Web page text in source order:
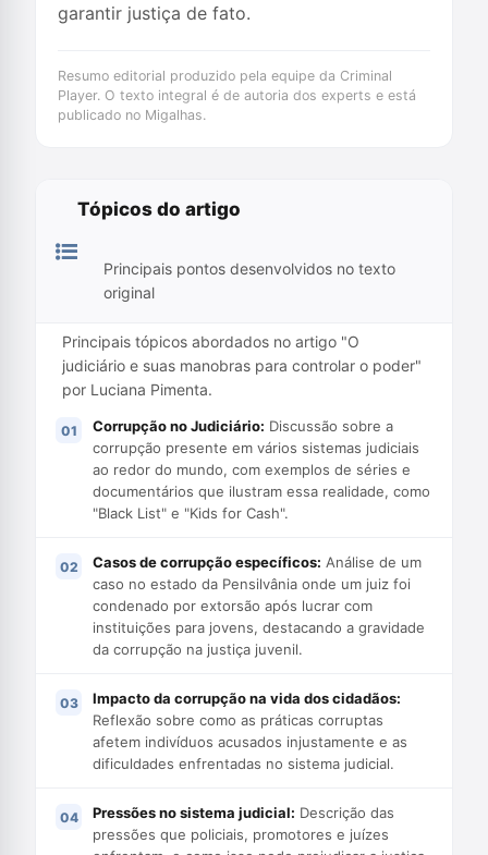
garantir justiça de fato.
Resumo editorial produzido pela equipe da Criminal
Player. O texto integral é de autoria dos experts e está
publicado no Migalhas.
Tópicos do artigo
Principais pontos desenvolvidos no texto
original
Principais tópicos abordados no artigo "O
judiciário e suas manobras para controlar o poder"
por Luciana Pimenta.
Corrupção no Judiciário: Discussão sobre a
corrupção presente em vários sistemas judiciais
ao redor do mundo, com exemplos de séries e
documentários que ilustram essa realidade, como
"Black List" e "Kids for Cash".
Casos de corrupção específicos: Análise de um
caso no estado da Pensilvânia onde um juiz foi
condenado por extorsão após lucrar com
instituições para jovens, destacando a gravidade
da corrupção na justiça juvenil.
Impacto da corrupção na vida dos cidadãos:
Reflexão sobre como as práticas corruptas
afetem indivíduos acusados injustamente e as
dificuldades enfrentadas no sistema judicial.
Pressões no sistema judicial: Descrição das
pressões que policiais, promotores e juízes